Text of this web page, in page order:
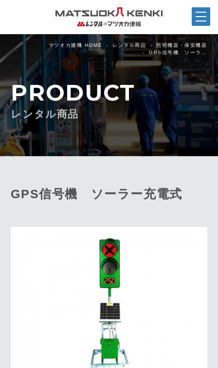
マツオカ建機 HOME レンタル商品
照明機器・保安機器
GPS信号機 ソーラ…
PRODUCT
レンタル商品
GPS信号機 ソーラー充電式